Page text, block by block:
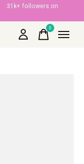
31k+ followers on
0items